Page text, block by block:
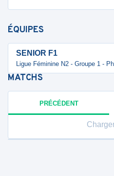
ÉQUIPES
SENIOR F1
Ligue Féminine N2 - Groupe 1 -
MATCHS
PRÉCÉDENT